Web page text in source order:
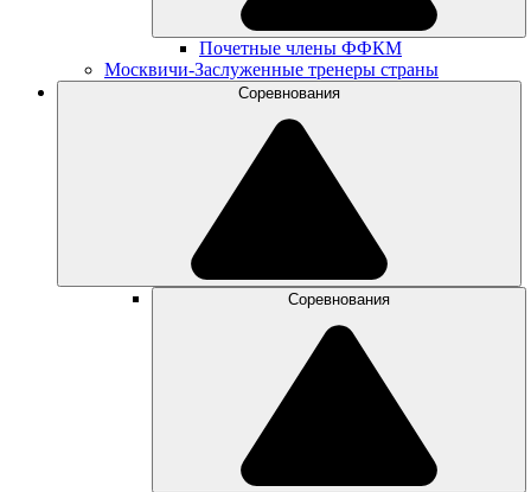
Почетные члены ФФКМ
Москвичи-Заслуженные тренеры страны
Соревнования
Соревнования